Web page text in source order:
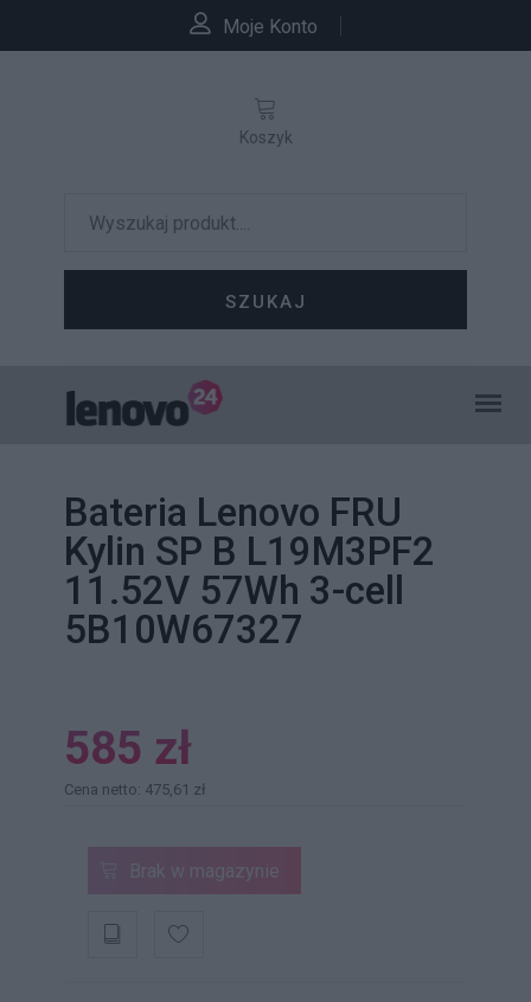
Moje Konto
SZUKAJ
Koszyk
Bateria Lenovo FRU
Kylin SP B L19M3PF2
11.52V 57Wh 3-cell
5B10W67327
585 zł
Cena netto: 475,61 zł
Brak w magazynie